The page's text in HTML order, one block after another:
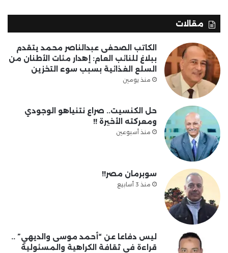
مقالات
الكاتب الصحفى عبدالناصر محمد يتقدم
ببلاغ للنائب العام: إهدار مئات الأطنان من
السلع الغذائية بسبب سوء التخزين
منذ يومين
حل الكنسيت.. صراع نتنياهو الوجودي
ومعركته الأخيرة !!
منذ أسبوعين
سوبرمان مصر!!
منذ 3 أسابيع
ليس دفاعا عن “أحمد موسى والديهي” ..
قراءة في ثقافة الكراهية والمسئولية